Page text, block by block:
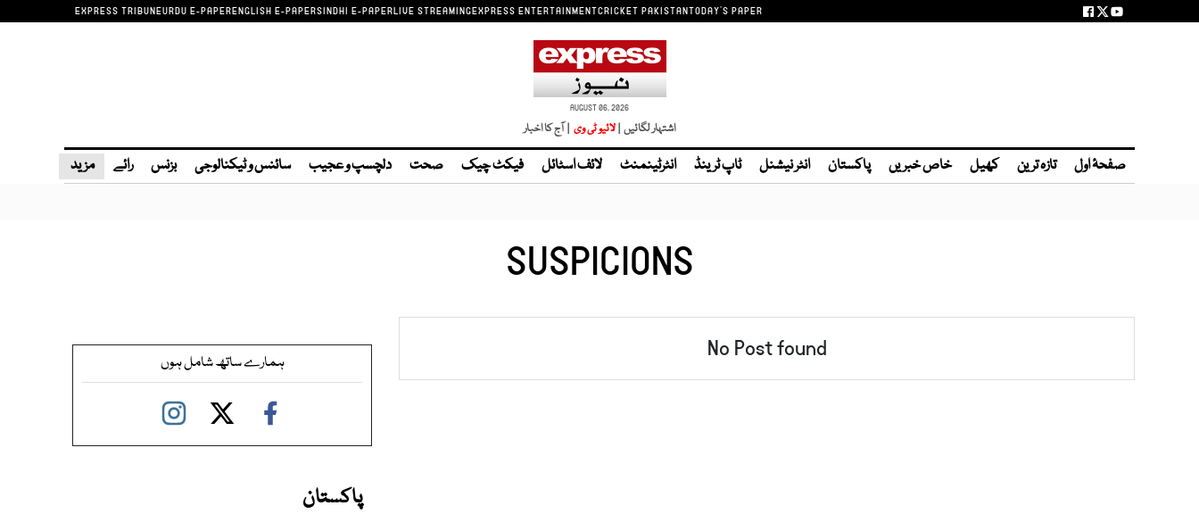
EXPRESS TRIBUNEURDU E-PAPERENGLISH E-PAPERSINDHI E-PAPERLIVE STREAMINGEXPRESS ENTERTAINMENTCRICKET PAKISTANTODAY'S PAPER
AUGUST 06, 2026
اشتہار لگائیں | | آج کا اخبار
صفحۂ اول تازہ ترین کھیل خاص خبریں پاکستان انٹر نیشنل ٹاپ ٹرینڈ انٹرٹینمنٹ لائف اسٹائل فیکٹ چیک صحت دلچسپ و عجیب سائنس و ٹیکنالوجی بزنس رائے مزید
SUSPICIONS
No Post found ہمارے ساتھ شامل ہوں
پاکستان